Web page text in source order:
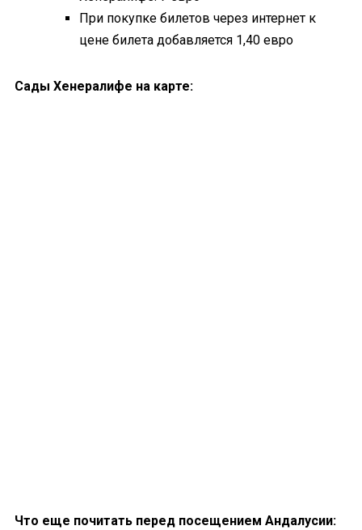
При покупке билетов через интернет к
цене билета добавляется 1,40 евро
Сады Хенералифе на карте:
Что еще почитать перед посещением Андалусии: